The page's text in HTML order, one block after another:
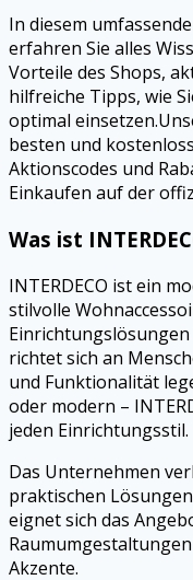
In diesem
erfahren Sie alles
Vorteile des Shops,
hilfreiche Tipps, wie
optimal
besten und
Aktionscodes und
Einkaufen auf der
Was ist
INTERDECO ist ein
stilvolle
richtet sich an
und Funktionalität
oder modern –
jeden Einrichtungsstil.
Das Unternehmen
praktischen
eignet sich das
Akzente.